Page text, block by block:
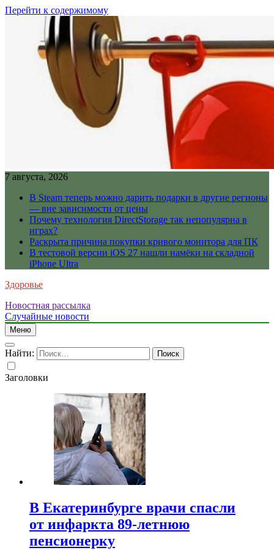
Перейти к содержимому
7 августа, 2026
В Steam теперь можно дарить подарки в другие регионы
— вне зависимости от цены
Почему технология DirectStorage так непопулярна в
играх?
Раскрыта причина покупки кривого монитора для ПК
В тестовой версии iOS 27 нашли намёки на складной
iPhone Ultra
Здоровье
Новостная рассылка
Случайные новости
Меню
Найти:
Заголовки
В Екатеринбурге врачи спасли
от инфаркта 89-летнюю
пенсионерку